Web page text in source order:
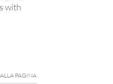
with
PAGINA